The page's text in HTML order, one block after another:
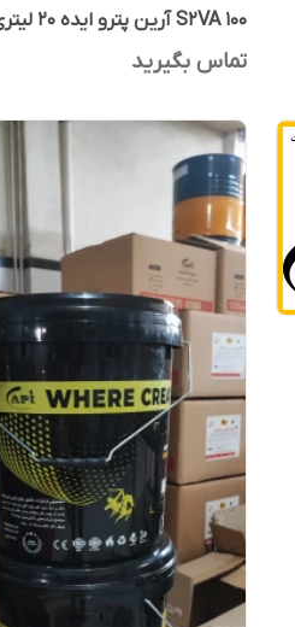
S2VA 100 آرین پترو ایده 20 لیتری
تماس بگیرید